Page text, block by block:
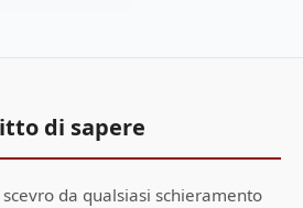
di sapere
da qualsiasi schieramento